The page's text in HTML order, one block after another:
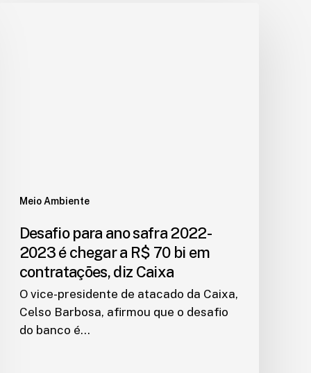
Meio Ambiente
Desafio para ano safra 2022-
2023 é chegar a R$ 70 bi em
contratações, diz Caixa
O vice-presidente de atacado da Caixa,
Celso Barbosa, afirmou que o desafio
do banco é…